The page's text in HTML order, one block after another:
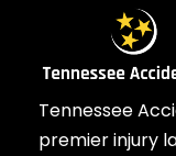
Tennessee
premier injury